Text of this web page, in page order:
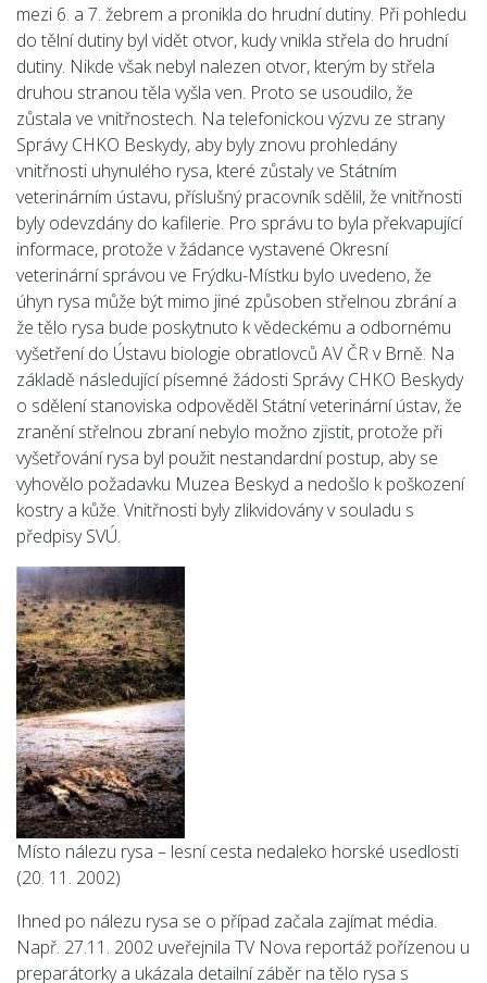
mezi 6. a 7. žebrem a pronikla do hrudní dutiny. Při pohledu
do tělní dutiny byl vidět otvor, kudy vnikla střela do hrudní
dutiny. Nikde však nebyl nalezen otvor, kterým by střela
druhou stranou těla vyšla ven. Proto se usoudilo, že
zůstala ve vnitřnostech. Na telefonickou výzvu ze strany
Správy CHKO Beskydy, aby byly znovu prohledány
vnitřnosti uhynulého rysa, které zůstaly ve Státním
veterinárním ústavu, příslušný pracovník sdělil, že vnitřnosti
byly odevzdány do kafilerie. Pro správu to byla překvapující
informace, protože v žádance vystavené Okresní
veterinární správou ve Frýdku-Místku bylo uvedeno, že
úhyn rysa může být mimo jiné způsoben střelnou zbrání a
že tělo rysa bude poskytnuto k vědeckému a odbornému
vyšetření do Ústavu biologie obratlovců AV ČR v Brně. Na
základě následující písemné žádosti Správy CHKO Beskydy
o sdělení stanoviska odpověděl Státní veterinární ústav, že
zranění střelnou zbraní nebylo možno zjistit, protože při
vyšetřování rysa byl použit nestandardní postup, aby se
vyhovělo požadavku Muzea Beskyd a nedošlo k poškození
kostry a kůže. Vnitřnosti byly zlikvidovány v souladu s
předpisy SVÚ.
Místo nálezu rysa – lesní cesta nedaleko horské usedlosti
(20. 11. 2002)
Ihned po nálezu rysa se o případ začala zajímat média.
Např. 27.11. 2002 uveřejnila TV Nova reportáž pořízenou u
preparátorky a ukázala detailní záběr na tělo rysa s